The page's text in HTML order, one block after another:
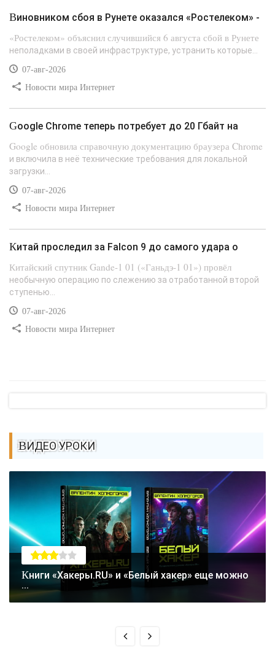
Виновником сбоя в Рунете оказался «Ростелеком» -
«Ростелеком» объяснил случившийся 6 августа сбой в Рунете
неполадками в своей инфраструктуре, устранить которые...
07-авг-2026
Новости мира Интернет
Google Chrome теперь потребует до 20 Гбайт на
Google обновила справочную документацию браузера Chrome
и включила в неё технические требования для локальной
загрузки...
07-авг-2026
Новости мира Интернет
Китай проследил за Falcon 9 до самого удара о
Китайский спутник Gande-1 01 («Ганьдэ-1 01») провёл
необычную операцию по слежению за отработанной второй
ступенью...
07-авг-2026
Новости мира Интернет
ВИДЕО УРОКИ
Книги «Хакеры.RU» и «Белый хакер» еще можно
...